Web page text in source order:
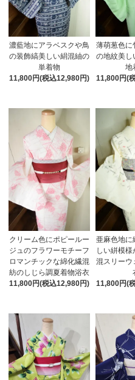
濃藍地にアラベスクや鳥
の装飾縞美しい絹混紬の
単着物
11,800円(税込12,980円)
薄萌葱色に
の地紋美し
地
11,800円(
クリーム色にポピールー
ジュのフラワーモチーフ
ロマンチックな綿化繊混
紡のしじら調夏着物浴衣
11,800円(税込12,980円)
亜麻色地に
しい絣模
混スリーウ
11,800円(